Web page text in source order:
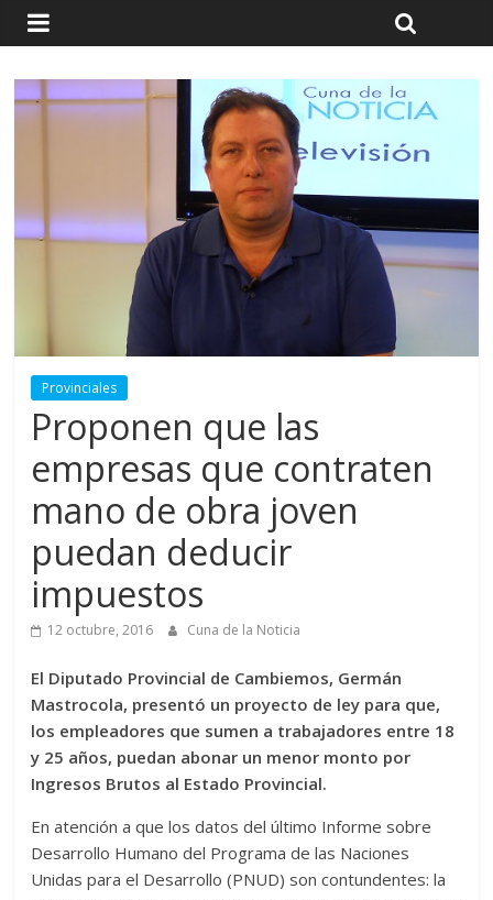
Provinciales
Proponen que las
empresas que contraten
mano de obra joven
puedan deducir
impuestos
12 octubre, 2016 Cuna de la Noticia
El Diputado Provincial de Cambiemos, Germán
Mastrocola, presentó un proyecto de ley para que,
los empleadores que sumen a trabajadores entre 18
y 25 años, puedan abonar un menor monto por
Ingresos Brutos al Estado Provincial.
En atención a que los datos del último Informe sobre
Desarrollo Humano del Programa de las Naciones
Unidas para el Desarrollo (PNUD) son contundentes: la